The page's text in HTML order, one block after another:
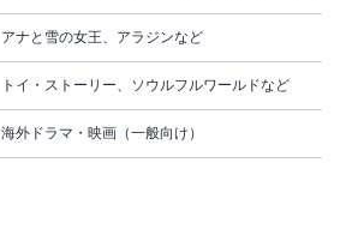
アナと雪の女王、アラジンなど
トイ・ストーリー、ソウルフルワールドなど
海外ドラマ・映画（一般向け）